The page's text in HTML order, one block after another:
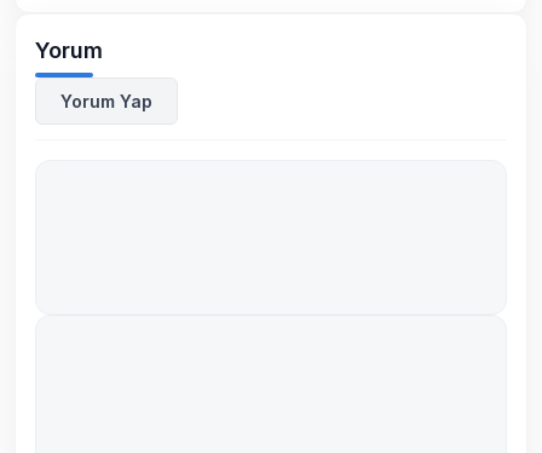
Yorum
Yorum Yap